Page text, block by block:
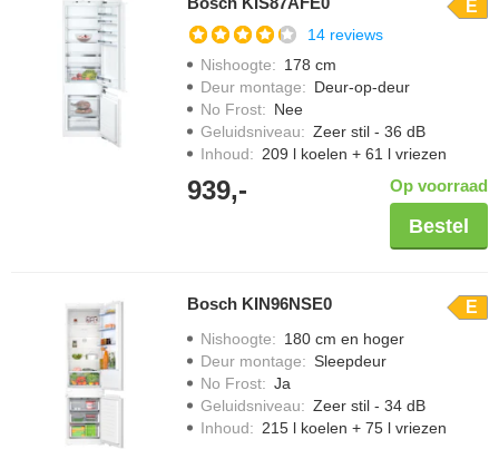
E
14 reviews
Nishoogte: 178 cm
Deur montage: Deur-op-deur
No Frost: Nee
Geluidsniveau: Zeer stil - 36 dB
Inhoud: 209 l koelen + 61 l vriezen
939,- Op voorraad
Bestel
Bosch KIN96NSE0 E
Nishoogte: 180 cm en hoger
Deur montage: Sleepdeur
No Frost: Ja
Geluidsniveau: Zeer stil - 34 dB
Inhoud: 215 l koelen + 75 l vriezen